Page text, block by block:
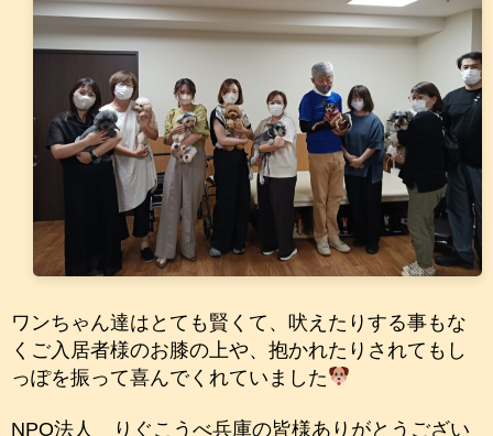
ワンちゃん達はとても賢くて、吠えたりする事もな
くご入居者様のお膝の上や、抱かれたりされてもし
っぽを振って喜んでくれていました
NPO法人 りぐこうべ兵庫の皆様ありがとうござい